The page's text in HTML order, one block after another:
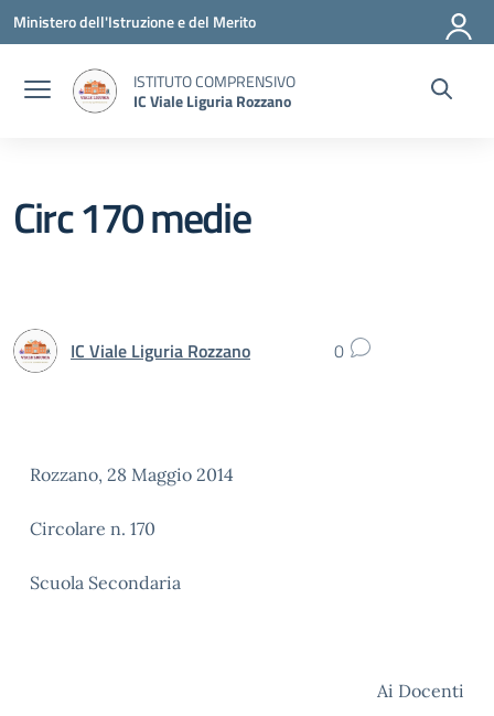
Vai ai contenuti
Vai al menu di navigazione
Vai al footer
Ministero dell'Istruzione e del Merito
ISTITUTO COMPRENSIVO
IC Viale Liguria Rozzano
Circ 170 medie
IC Viale Liguria Rozzano 0
Rozzano, 28 Maggio 2014
Circolare n. 170
Scuola Secondaria
Ai Docenti